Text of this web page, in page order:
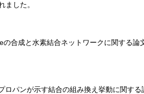
ました。
合成と水素結合ネットワークに関する論
ロパンが示す結合の組み換え挙動に関する